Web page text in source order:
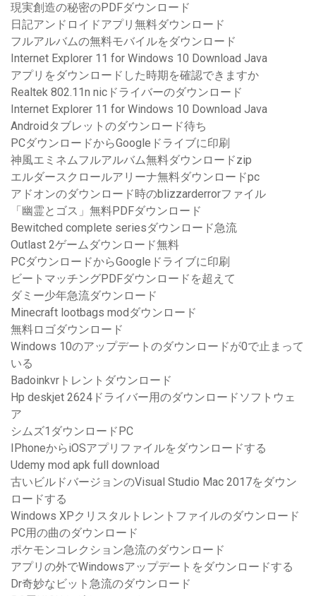
現実創造の秘密のPDFダウンロード
日記アンドロイドアプリ無料ダウンロード
フルアルバムの無料モバイルをダウンロード
Internet Explorer 11 for Windows 10 Download Java
アプリをダウンロードした時期を確認できますか
Realtek 802.11n nicドライバーのダウンロード
Internet Explorer 11 for Windows 10 Download Java
Androidタブレットのダウンロード待ち
PCダウンロードからGoogleドライブに印刷
神風エミネムフルアルバム無料ダウンロードzip
エルダースクロールアリーナ無料ダウンロードpc
アドオンのダウンロード時のblizzarderrorファイル
「幽霊とゴス」無料PDFダウンロード
Bewitched complete seriesダウンロード急流
Outlast 2ゲームダウンロード無料
PCダウンロードからGoogleドライブに印刷
ビートマッチングPDFダウンロードを超えて
ダミー少年急流ダウンロード
Minecraft lootbags modダウンロード
無料ロゴダウンロード
Windows 10のアップデートのダウンロードが0で止まって
いる
Badoinkvrトレントダウンロード
Hp deskjet 2624ドライバー用のダウンロードソフトウェ
ア
シムズ1ダウンロードPC
IPhoneからiOSアプリファイルをダウンロードする
Udemy mod apk full download
古いビルドバージョンのVisual Studio Mac 2017をダウン
ロードする
Windows XPクリスタルトレントファイルのダウンロード
PC用の曲のダウンロード
ポケモンコレクション急流のダウンロード
アプリの外でWindowsアップデートをダウンロードする
Dr奇妙なビット急流のダウンロード